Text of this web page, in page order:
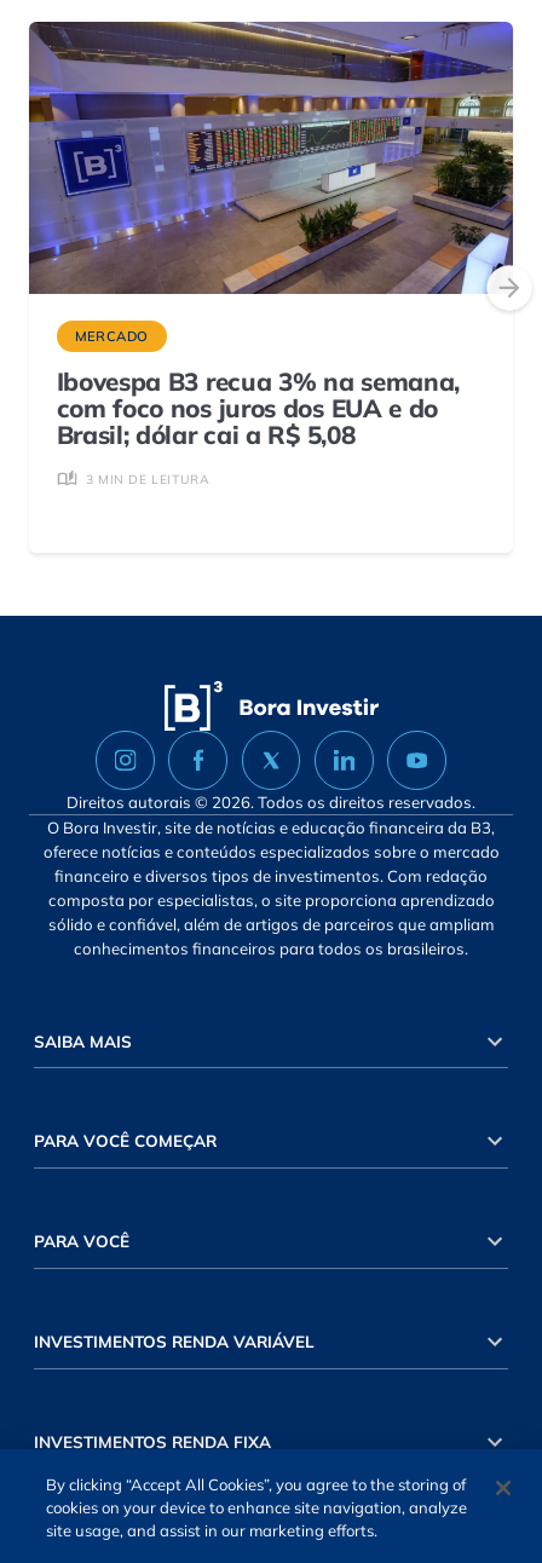
MERCADO
Ibovespa B3 recua 3% na semana,
com foco nos juros dos EUA e do
Brasil; dólar cai a R$ 5,08
3 MIN DE LEITURA
Direitos autorais © 2026. Todos os direitos reservados.
O Bora Investir, site de notícias e educação financeira da B3,
oferece notícias e conteúdos especializados sobre o mercado
financeiro e diversos tipos de investimentos. Com redação
composta por especialistas, o site proporciona aprendizado
sólido e confiável, além de artigos de parceiros que ampliam
conhecimentos financeiros para todos os brasileiros.
SAIBA MAIS
PARA VOCÊ COMEÇAR
PARA VOCÊ
INVESTIMENTOS RENDA VARIÁVEL
INVESTIMENTOS RENDA FIXA
By clicking “Accept All Cookies”, you agree to the storing of
cookies on your device to enhance site navigation, analyze
site usage, and assist in our marketing efforts.